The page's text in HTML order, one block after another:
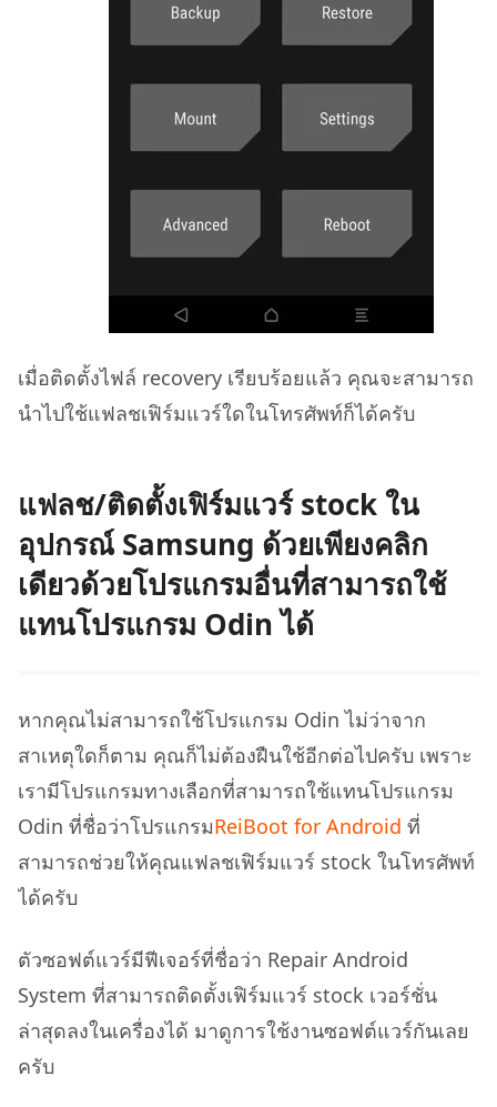
เมื่อติดตั้งไฟล์ recovery เรียบร้อยแล้ว คุณจะสามารถ
นำไปใช้แฟลชเฟิร์มแวร์ใดในโทรศัพท์ก็ได้ครับ
แฟลช/ติดตั้งเฟิร์มแวร์ stock ใน
อุปกรณ์ Samsung ด้วยเพียงคลิก
เดียวด้วยโปรแกรมอื่นที่สามารถใช้
แทนโปรแกรม Odin ได้
หากคุณไม่สามารถใช้โปรแกรม Odin ไม่ว่าจาก
สาเหตุใดก็ตาม คุณก็ไม่ต้องฝืนใช้อีกต่อไปครับ เพราะ
เรามีโปรแกรมทางเลือกที่สามารถใช้แทนโปรแกรม
Odin ที่ชื่อว่าโปรแกรมReiBoot for Android ที่
สามารถช่วยให้คุณแฟลชเฟิร์มแวร์ stock ในโทรศัพท์
ได้ครับ
ตัวซอฟต์แวร์มีฟีเจอร์ที่ชื่อว่า Repair Android
System ที่สามารถติดตั้งเฟิร์มแวร์ stock เวอร์ชั่น
ล่าสุดลงในเครื่องได้ มาดูการใช้งานซอฟต์แวร์กันเลย
ครับ